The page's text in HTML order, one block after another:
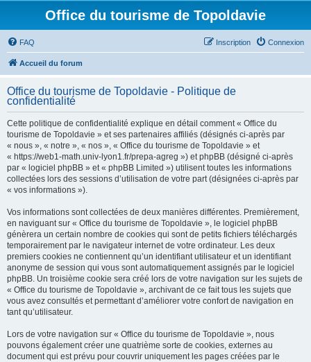
Office du tourisme de Topoldavie
FAQ Connexion
Inscription
Accueil du forum
Office du tourisme de Topoldavie - Politique de
confidentialité
Cette politique de confidentialité explique en détail comment « Office du
tourisme de Topoldavie » et ses partenaires affiliés (désignés ci-après par
« nous », « notre », « nos », « Office du tourisme de Topoldavie » et
« https://web1-math.univ-lyon1.fr/prepa-agreg ») et phpBB (désigné ci-après
par « logiciel phpBB » et « phpBB Limited ») utilisent toutes les informations
collectées lors des sessions d’utilisation de votre part (désignées ci-après par
« vos informations »).
Vos informations sont collectées de deux manières différentes. Premièrement,
en naviguant sur « Office du tourisme de Topoldavie », le logiciel phpBB
génèrera un certain nombre de cookies qui sont de petits fichiers téléchargés
temporairement par le navigateur internet de votre ordinateur. Les deux
premiers cookies ne contiennent qu’un identifiant utilisateur et un identifiant
anonyme de session qui vous sont automatiquement assignés par le logiciel
phpBB. Un troisième cookie sera créé lors de votre navigation sur les sujets de
« Office du tourisme de Topoldavie », archivant de ce fait tous les sujets que
vous avez consultés et permettant d’améliorer votre confort de navigation en
tant qu’utilisateur.
Lors de votre navigation sur « Office du tourisme de Topoldavie », nous
pouvons également créer une quatrième sorte de cookies, externes au
document qui est prévu pour couvrir uniquement les pages créées par le